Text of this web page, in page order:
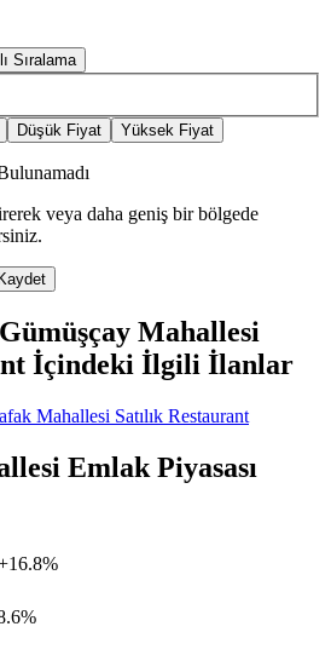
Sıralama
Düşük Fiyat Yüksek Fiyat
veya daha geniş bir bölgede
Mahallesi
İçindeki İlgili İlanlar
Mahallesi Satılık Restaurant
Emlak Piyasası
16.8%
%